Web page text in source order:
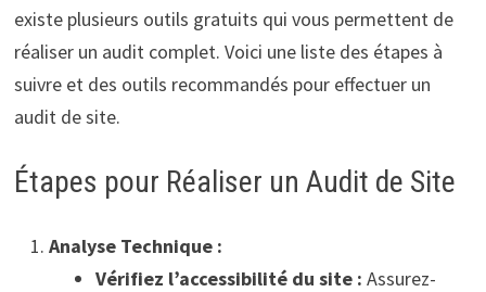
existe plusieurs outils gratuits qui vous permettent de
réaliser un audit complet. Voici une liste des étapes à
suivre et des outils recommandés pour effectuer un
audit de site.
Étapes pour Réaliser un Audit de Site
Analyse Technique :
Vérifiez l’accessibilité du site : Assurez-